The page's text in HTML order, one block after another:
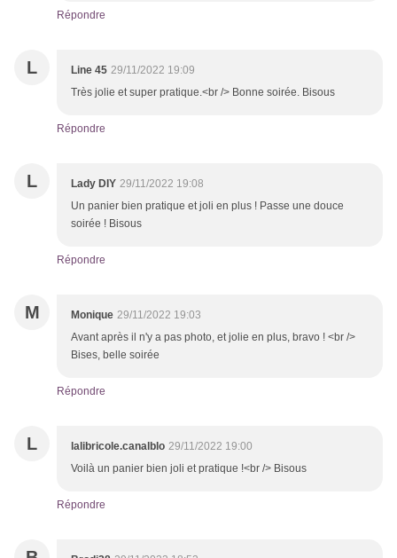
Répondre
L Line 45 29/11/2022 19:09
Très jolie et super pratique.<br /> Bonne soirée. Bisous
Répondre
L Lady DIY 29/11/2022 19:08
Un panier bien pratique et joli en plus ! Passe une douce
soirée ! Bisous
Répondre
M Monique 29/11/2022 19:03
Avant après il n'y a pas photo, et jolie en plus, bravo ! <br />
Bises, belle soirée
Répondre
L lalibricole.canalblo 29/11/2022 19:00
Voilà un panier bien joli et pratique !<br /> Bisous
Répondre